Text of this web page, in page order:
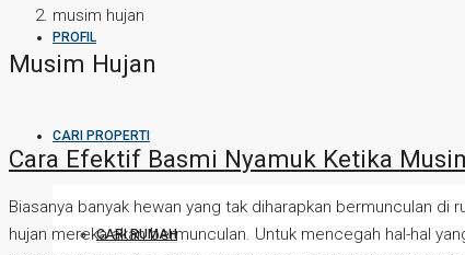
PROFIL
CARI PROPERTI
CARI RUMAH
musim hujan
Musim Hujan
Cara Efektif Basmi Nyamuk Ketika
Biasanya banyak hewan yang tak diharapkan bermunculan di
hujan mereka akan bermunculan. Untuk mencegah hal-hal